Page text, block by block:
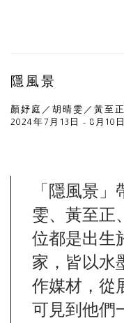
隱風景
顏妤庭／胡晴雯／黃至
2024年7月13日 - 8月10日
「隱風景
雯、黃至正
位都是出生
家，皆以水
作媒材，從
可見到他們